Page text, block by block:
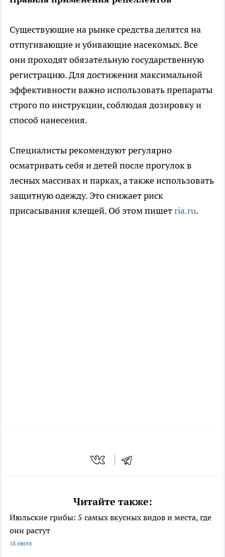
Существующие на рынке средства делятся на
отпугивающие и убивающие насекомых. Все
они проходят обязательную государственную
регистрацию. Для достижения максимальной
эффективности важно использовать препараты
строго по инструкции, соблюдая дозировку и
способ нанесения.
Специалисты рекомендуют регулярно
осматривать себя и детей после прогулок в
лесных массивах и парках, а также использовать
защитную одежду. Это снижает риск
присасывания клещей. Об этом пишетria.ru.
Читайте также:
Июльские грибы: 5 самых вкусных видов и места, где
они растут
18 июля